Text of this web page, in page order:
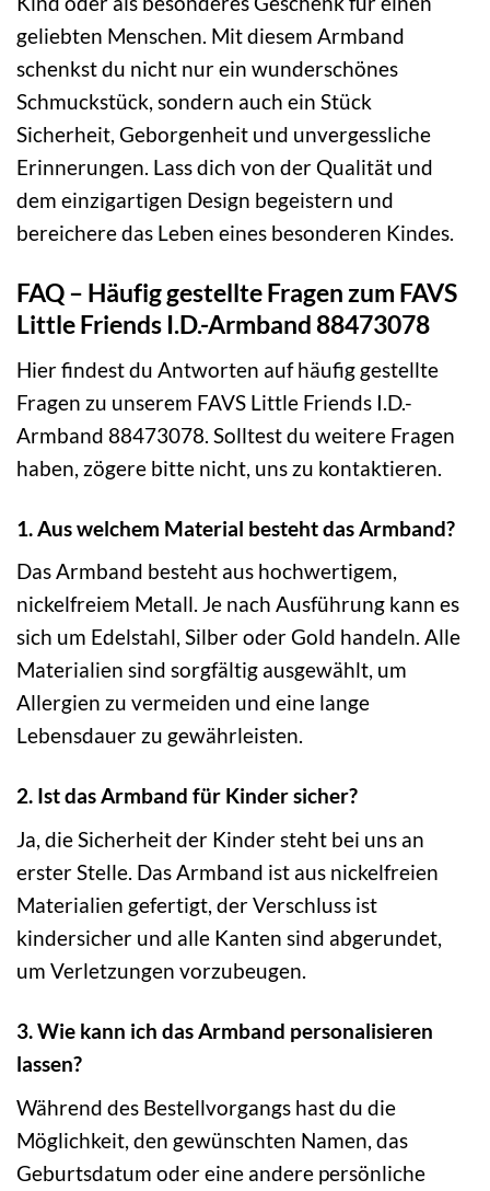
geliebten Menschen. Mit diesem Armband
schenkst du nicht nur ein wunderschönes
Schmuckstück, sondern auch ein Stück
Sicherheit, Geborgenheit und unvergessliche
Erinnerungen. Lass dich von der Qualität und
dem einzigartigen Design begeistern und
bereichere das Leben eines besonderen Kindes.
FAQ – Häufig gestellte Fragen zum FAVS
Little Friends I.D.-Armband 88473078
Hier findest du Antworten auf häufig gestellte
Fragen zu unserem FAVS Little Friends I.D.-
Armband 88473078. Solltest du weitere Fragen
haben, zögere bitte nicht, uns zu kontaktieren.
1. Aus welchem Material besteht das Armband?
Das Armband besteht aus hochwertigem,
nickelfreiem Metall. Je nach Ausführung kann es
sich um Edelstahl, Silber oder Gold handeln. Alle
Materialien sind sorgfältig ausgewählt, um
Allergien zu vermeiden und eine lange
Lebensdauer zu gewährleisten.
2. Ist das Armband für Kinder sicher?
Ja, die Sicherheit der Kinder steht bei uns an
erster Stelle. Das Armband ist aus nickelfreien
Materialien gefertigt, der Verschluss ist
kindersicher und alle Kanten sind abgerundet,
um Verletzungen vorzubeugen.
3. Wie kann ich das Armband personalisieren
lassen?
Während des Bestellvorgangs hast du die
Möglichkeit, den gewünschten Namen, das
Geburtsdatum oder eine andere persönliche